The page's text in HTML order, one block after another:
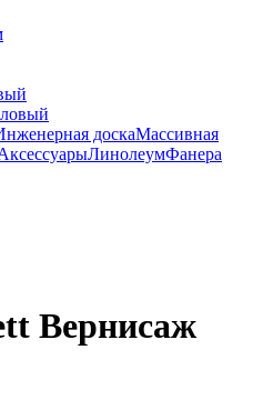
доскаМассивная
ЛинолеумФанера
Вернисаж